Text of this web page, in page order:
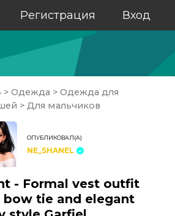
Регистрация Вход
> Одежда > Одежда для
> Для мальчиков
ОПУБЛИКОВАЛ(А)
NE_SHANEL
- Formal vest outfit
tie and elegant